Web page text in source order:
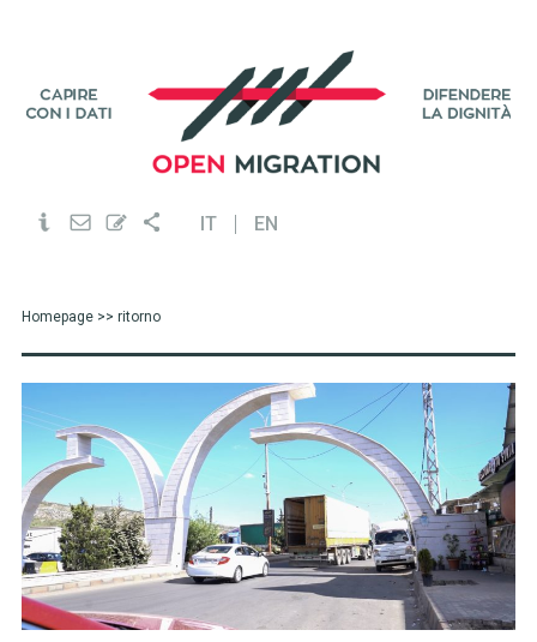
IT EN
Homepage>> ritorno